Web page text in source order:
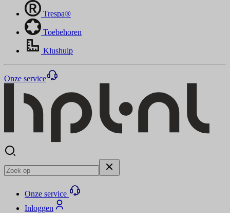
Trespa®
Toebehoren
Klushulp
Onze service
Onze service
Inloggen